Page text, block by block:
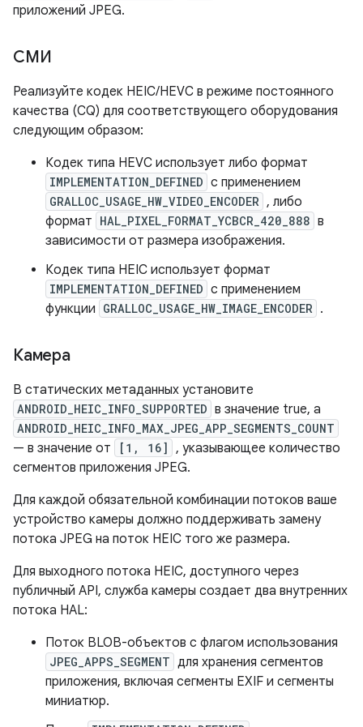
приложений JPEG.
СМИ
Реализуйте кодек HEIC/HEVC в режиме постоянного
качества (CQ) для соответствующего оборудования
следующим образом:
Кодек типа HEVC использует либо формат
IMPLEMENTATION_DEFINED с применением
GRALLOC_USAGE_HW_VIDEO_ENCODER , либо
формат HAL_PIXEL_FORMAT_YCBCR_420_888 в
зависимости от размера изображения.
Кодек типа HEIC использует формат
IMPLEMENTATION_DEFINED с применением
функции GRALLOC_USAGE_HW_IMAGE_ENCODER .
Камера
В статических метаданных установите
ANDROID_HEIC_INFO_SUPPORTED в значение true, а
ANDROID_HEIC_INFO_MAX_JPEG_APP_SEGMENTS_COUNT
— в значение от [1, 16] , указывающее количество
сегментов приложения JPEG.
Для каждой обязательной комбинации потоков ваше
устройство камеры должно поддерживать замену
потока JPEG на поток HEIC того же размера.
Для выходного потока HEIC, доступного через
публичный API, служба камеры создает два внутренних
потока HAL:
Поток BLOB-объектов с флагом использования
JPEG_APPS_SEGMENT для хранения сегментов
приложения, включая сегменты EXIF ​​и сегменты
миниатюр.